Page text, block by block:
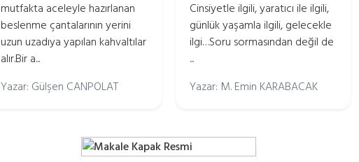
mutfakta aceleyle hazırlanan
beslenme çantalarının yerini
uzun uzadıya yapılan kahvaltılar
alır.Bir a...
Yazar: Gülşen CANPOLAT
Cinsiyetle ilgili, yaratıcı ile ilgili,
günlük yaşamla ilgili, gelecekle
ilgi…Soru sormasından değil de
...
Yazar: M. Emin KARABACAK